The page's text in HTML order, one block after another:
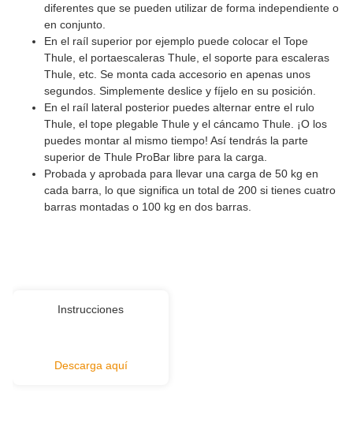
diferentes que se pueden utilizar de forma independiente o
en conjunto.
En el raíl superior por ejemplo puede colocar el Tope
Thule, el portaescaleras Thule, el soporte para escaleras
Thule, etc. Se monta cada accesorio en apenas unos
segundos. Simplemente deslice y fíjelo en su posición.
En el raíl lateral posterior puedes alternar entre el rulo
Thule, el tope plegable Thule y el cáncamo Thule. ¡O los
puedes montar al mismo tiempo! Así tendrás la parte
superior de Thule ProBar libre para la carga.
Probada y aprobada para llevar una carga de 50 kg en
cada barra, lo que significa un total de 200 si tienes cuatro
barras montadas o 100 kg en dos barras.
Instrucciones
Descarga aquí